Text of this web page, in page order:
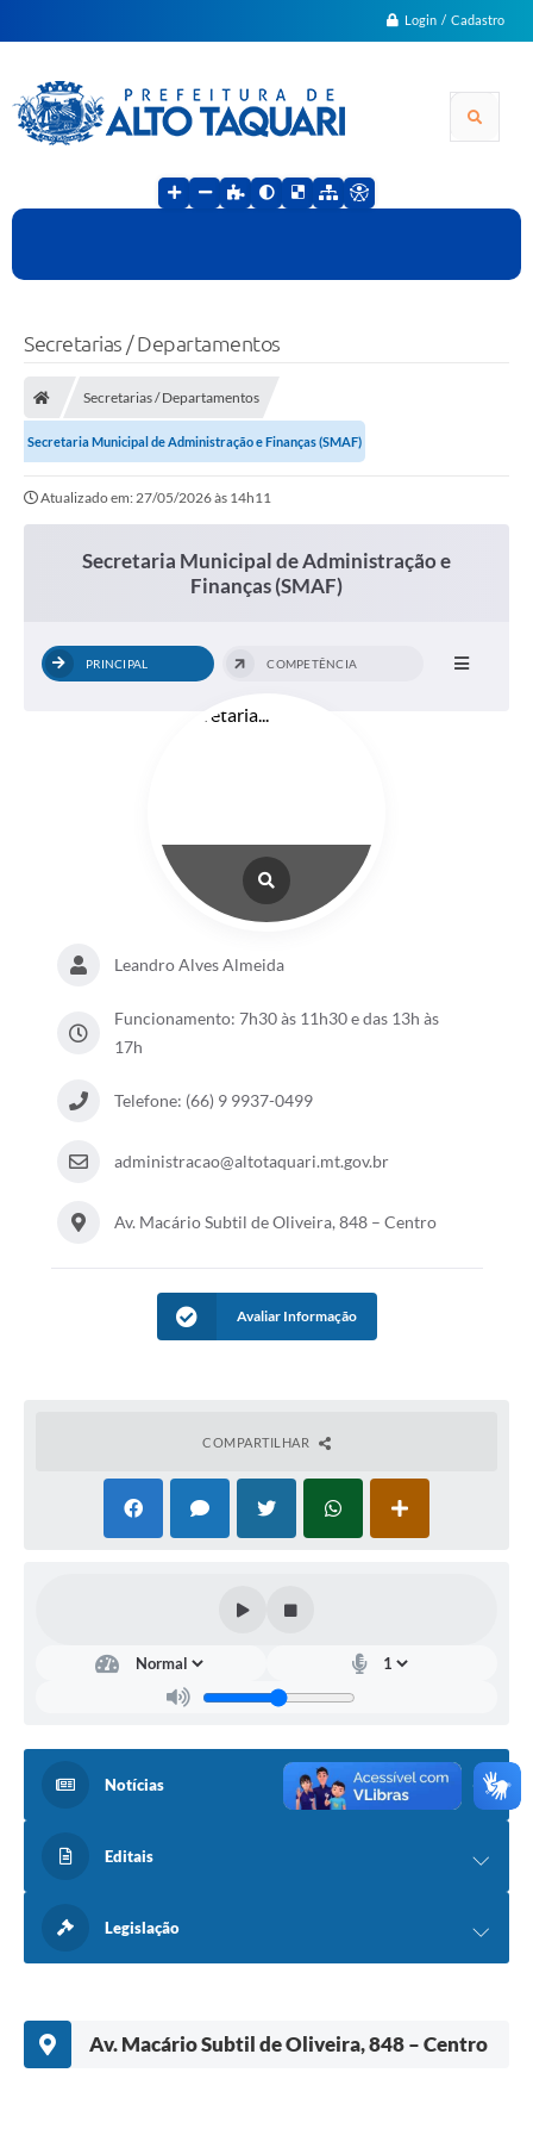
Login / Cadastro
Secretarias / Departamentos
Secretarias / Departamentos
Secretaria Municipal de Administração e Finanças (SMAF)
Atualizado em: 27/05/2026 às 14h11
Secretaria Municipal de Administração e
Finanças (SMAF)
PRINCIPAL COMPETÊNCIA
Leandro Alves Almeida
Funcionamento: 7h30 às 11h30 e das 13h às
17h
Telefone: (66) 9 9937-0499
administracao@altotaquari.mt.gov.br
Av. Macário Subtil de Oliveira, 848 – Centro
Avaliar Informação
COMPARTILHAR
Notícias
Editais
Legislação
Av. Macário Subtil de Oliveira, 848 – Centro